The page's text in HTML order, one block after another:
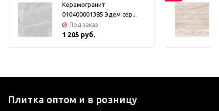
Керамогранит
010400001385 Эдем сер...
Под заказ
1 205 руб.
Плитка оптом и в розницу